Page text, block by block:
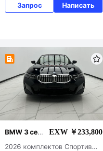
Запрос Написать
BMW 3 сер
ии
EXW ￥233,800
2026 комплектов Спортивн